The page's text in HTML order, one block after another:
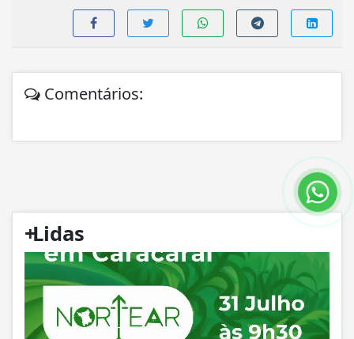
Comentários:
+
Lidas